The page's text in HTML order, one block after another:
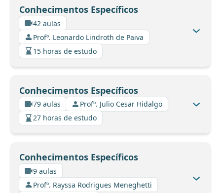
Conhecimentos Específicos
42 aulas
Profº. Leonardo Lindroth de Paiva
15 horas de estudo
Conhecimentos Específicos
79 aulas
Profº. Julio Cesar Hidalgo
27 horas de estudo
Conhecimentos Específicos
9 aulas
Profº. Rayssa Rodrigues Meneghetti